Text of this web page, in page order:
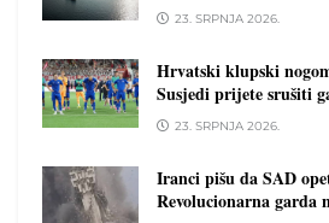
23. SRPNJA 2026.
Hrvatski klupski
Susjedi prijete srušiti
23. SRPNJA 2026.
Iranci pišu da SAD
Revolucionarna garda